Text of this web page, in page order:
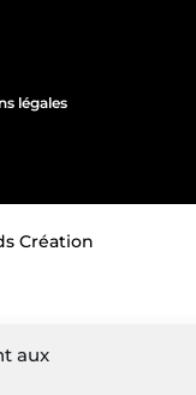
aux
légales
Création